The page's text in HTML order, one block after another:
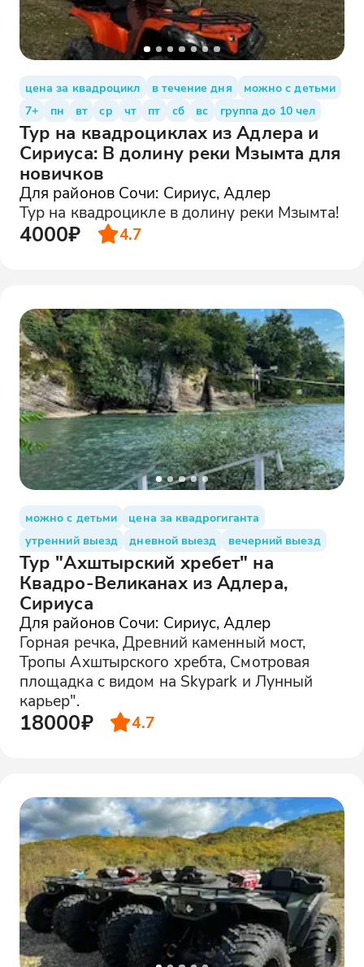
цена за квадроцикл в течение дня
можно с детьми
7+
пн вт ср чт пт сб вс группа до 10 чел
Тур на квадроциклах из Адлера и
Сириуса: В долину реки Мзымта для
новичков
Для районов Сочи: Сириус, Адлер
Тур на квадроцикле в долину реки Мзымта!
4000₽ 4.7
можно с детьми
цена за квадрогиганта
утренний выезд
дневной выезд вечерний выезд
Тур "Ахштырский хребет" на
Квадро-Великанах из Адлера,
Сириуса
Для районов Сочи: Сириус, Адлер
Горная речка, Древний каменный мост,
Тропы Ахштырского хребта, Смотровая
площадка с видом на Skypark и Лунный
карьер".
18000₽ 4.7